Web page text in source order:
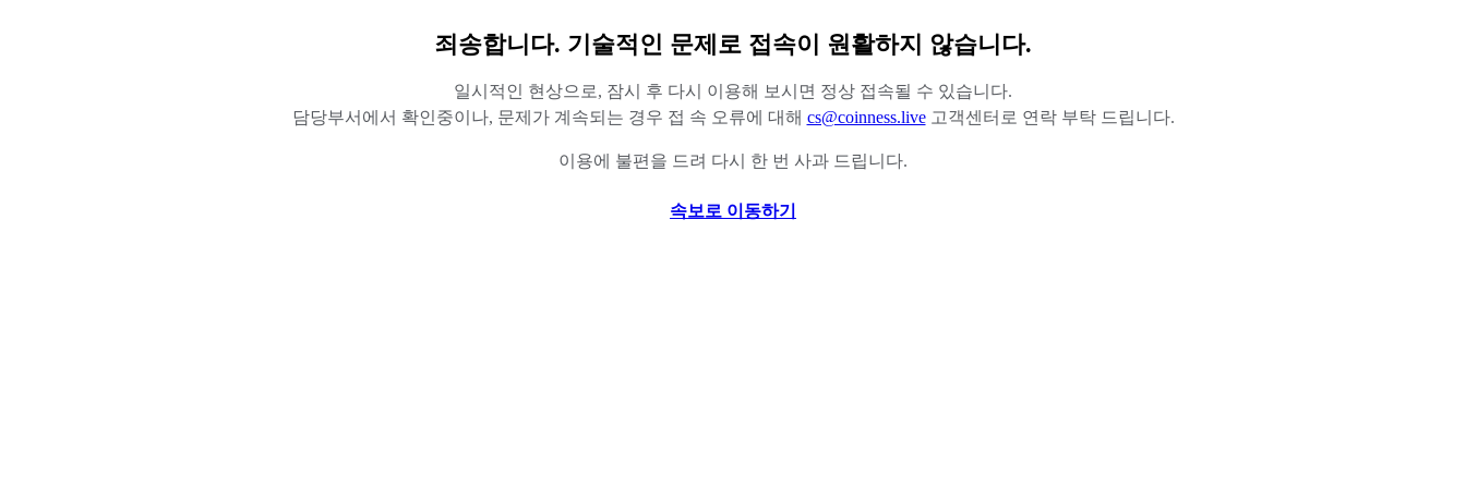
죄송합니다. 기술적인 문제로 접속이 원활하지 않습니다.
일시적인 현상으로, 잠시 후 다시 이용해 보시면 정상 접속될 수 있습니다.
담당부서에서 확인중이나, 문제가 계속되는 경우 접 속 오류에 대해 cs@coinness.live 고객센터로 연락 부탁 드립니다.
이용에 불편을 드려 다시 한 번 사과 드립니다.
속보로 이동하기